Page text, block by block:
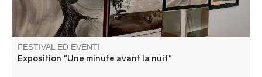
FESTIVAL ED EVENTI
Exposition "Une minute avant la nuit"